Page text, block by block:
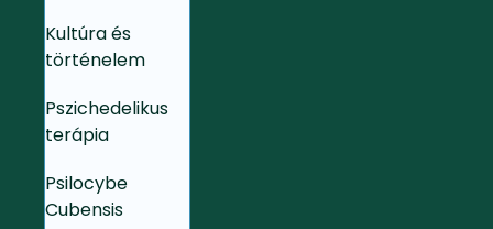
Kultúra és
történelem
Pszichedelikus
terápia
Psilocybe
Cubensis